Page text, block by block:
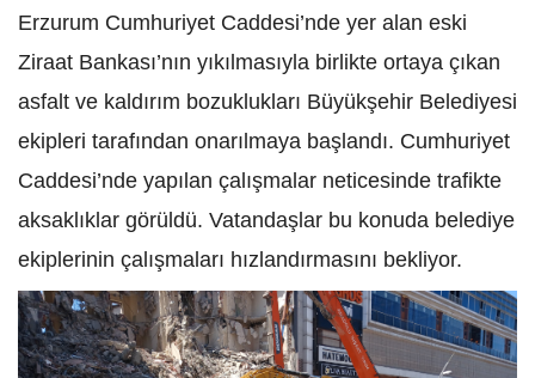
Erzurum Cumhuriyet Caddesi’nde yer alan eski
Ziraat Bankası’nın yıkılmasıyla birlikte ortaya çıkan
asfalt ve kaldırım bozuklukları Büyükşehir Belediyesi
ekipleri tarafından onarılmaya başlandı. Cumhuriyet
Caddesi’nde yapılan çalışmalar neticesinde trafikte
aksaklıklar görüldü. Vatandaşlar bu konuda belediye
ekiplerinin çalışmaları hızlandırmasını bekliyor.